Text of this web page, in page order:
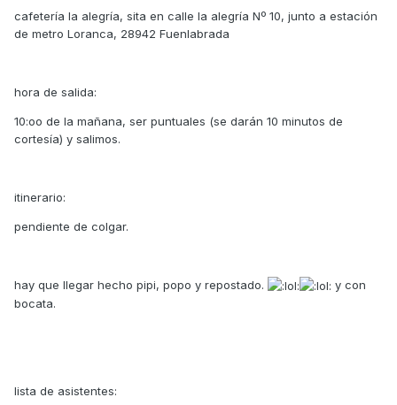
cafetería la alegría, sita en calle la alegría Nº 10, junto a estación
de metro Loranca, 28942 Fuenlabrada
hora de salida:
10:oo de la mañana, ser puntuales (se darán 10 minutos de
cortesía) y salimos.
itinerario:
pendiente de colgar.
hay que llegar hecho pipi, popo y repostado.
y con
bocata.
lista de asistentes: